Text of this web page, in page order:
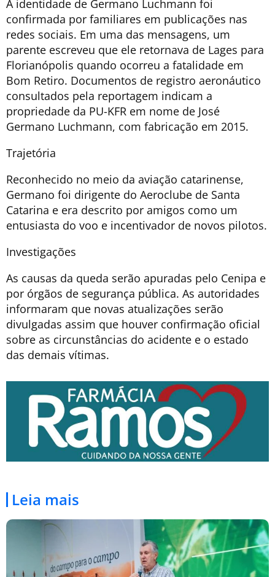
A identidade de Germano Luchmann foi
confirmada por familiares em publicações nas
redes sociais. Em uma das mensagens, um
parente escreveu que ele retornava de Lages para
Florianópolis quando ocorreu a fatalidade em
Bom Retiro. Documentos de registro aeronáutico
consultados pela reportagem indicam a
propriedade da PU-KFR em nome de José
Germano Luchmann, com fabricação em 2015.
Trajetória
Reconhecido no meio da aviação catarinense,
Germano foi dirigente do Aeroclube de Santa
Catarina e era descrito por amigos como um
entusiasta do voo e incentivador de novos pilotos.
Investigações
As causas da queda serão apuradas pelo Cenipa e
por órgãos de segurança pública. As autoridades
informaram que novas atualizações serão
divulgadas assim que houver confirmação oficial
sobre as circunstâncias do acidente e o estado
das demais vítimas.
Leia mais